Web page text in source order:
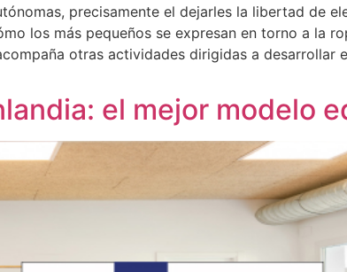
precisamente el dejarles la libertad de
los más pequeños se expresan en torno a la
otras actividades dirigidas a
el mejor modelo